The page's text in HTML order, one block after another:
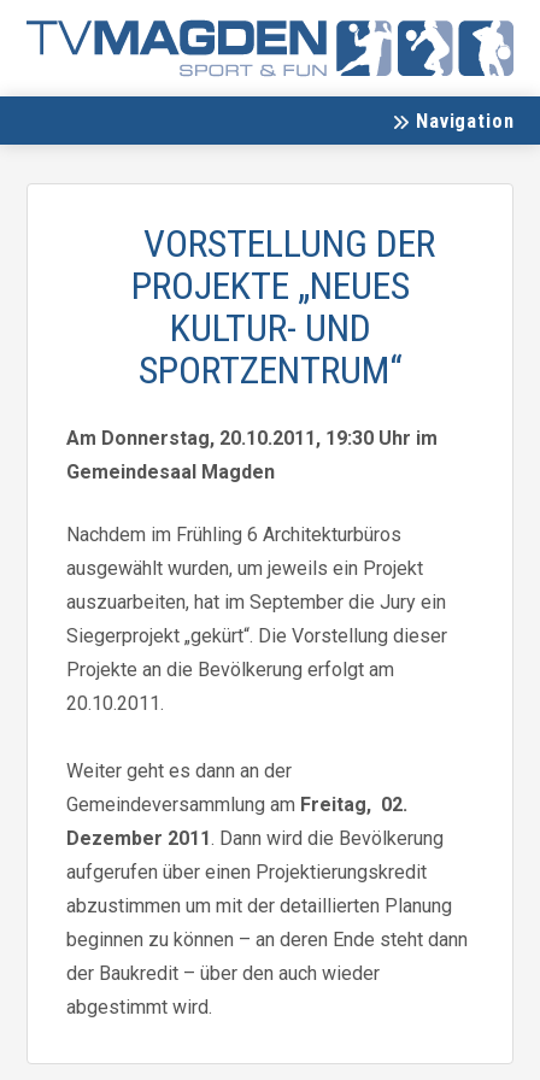
Navigation
VORSTELLUNG DER
PROJEKTE „NEUES
KULTUR- UND
SPORTZENTRUM“
Am Donnerstag, 20.10.2011, 19:30 Uhr im
Gemeindesaal Magden
Nachdem im Frühling 6 Architekturbüros
ausgewählt wurden, um jeweils ein Projekt
auszuarbeiten, hat im September die Jury ein
Siegerprojekt „gekürt“. Die Vorstellung dieser
Projekte an die Bevölkerung erfolgt am
20.10.2011.
Weiter geht es dann an der
Gemeindeversammlung am Freitag, 02.
Dezember 2011. Dann wird die Bevölkerung
aufgerufen über einen Projektierungskredit
abzustimmen um mit der detaillierten Planung
beginnen zu können – an deren Ende steht dann
der Baukredit – über den auch wieder
abgestimmt wird.